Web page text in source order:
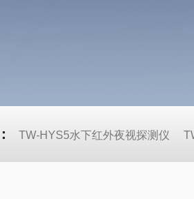
TW-HYS5水下红外夜视探测仪